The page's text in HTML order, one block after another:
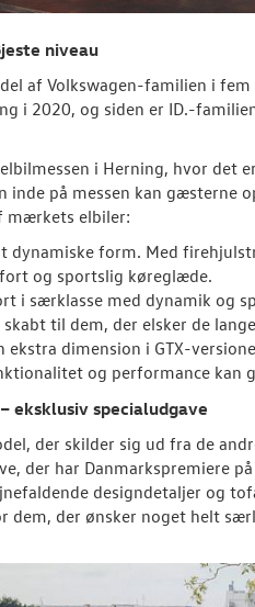
niveau
af Volkswagen-familien i
i 2020, og siden er ID.-
i Herning, hvor det
inde på messen kan gæsterne
mærkets elbiler:
dynamiske form. Med
og sportslig køreglæde.
i særklasse med dynamik og
til dem, der elsker de
ekstra dimension i GTX-
og performance
eksklusiv specialudgave
der skilder sig ud fra de
der har Danmarkspremiere
designdetaljer og
dem, der ønsker noget helt